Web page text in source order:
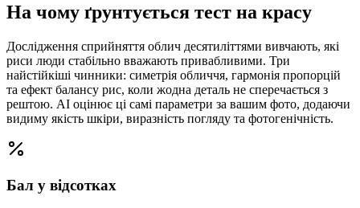
На чому ґрунтується тест на красу
Дослідження сприйняття облич десятиліттями вивчають, які
риси люди стабільно вважають привабливими. Три
найстійкіші чинники: симетрія обличчя, гармонія пропорцій
та ефект балансу рис, коли жодна деталь не сперечається з
рештою. AI оцінює ці самі параметри за вашим фото, додаючи
видиму якість шкіри, виразність погляду та фотогенічність.
Бал у відсотках